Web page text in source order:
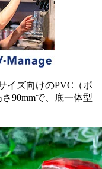
イズ向けのPVC（ポ
90mmで、底一体型